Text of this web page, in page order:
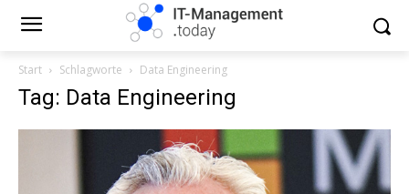
Start Schlagworte Data Engineering
Tag: Data Engineering